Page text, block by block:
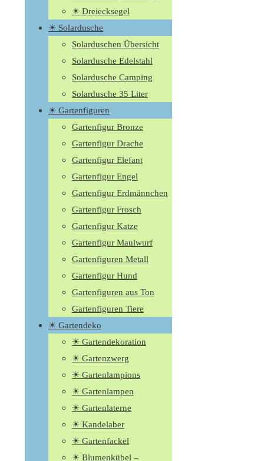
☀ Dreiecksegel
☀ Solardusche
Solarduschen Übersicht
Solardusche Edelstahl
Solardusche Camping
Solardusche 35 Liter
☀ Gartenfiguren
Gartenfigur Bronze
Gartenfigur Drache
Gartenfigur Elefant
Gartenfigur Engel
Gartenfigur Erdmännchen
Gartenfigur Frosch
Gartenfigur Katze
Gartenfigur Maulwurf
Gartenfiguren Metall
Gartenfigur Hund
Gartenfiguren aus Ton
Gartenfiguren Tiere
☀ Gartendeko
☀ Gartendekoration
☀ Gartenzwerg
☀ Gartenlampions
☀ Gartenlampen
☀ Gartenlaterne
☀ Kandelaber
☀ Gartenfackel
☀ Blumenkübel –